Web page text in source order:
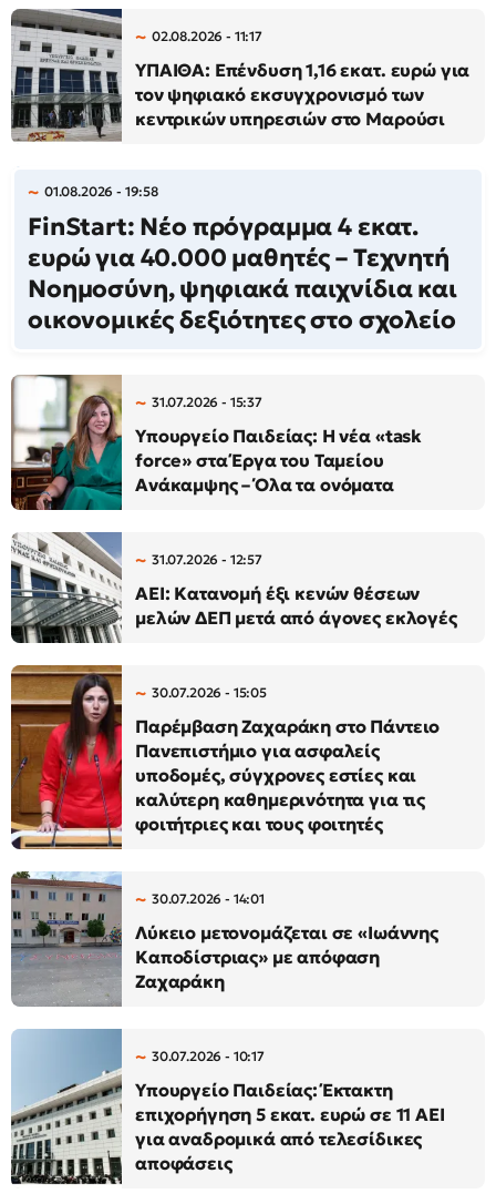
02.08.2026 - 11:17
ΥΠΑΙΘΑ: Επένδυση 1,16 εκατ. ευρώ για
τον ψηφιακό εκσυγχρονισμό των
κεντρικών υπηρεσιών στο Μαρούσι
01.08.2026 - 19:58
FinStart: Νέο πρόγραμμα 4 εκατ.
ευρώ για 40.000 μαθητές – Τεχνητή
Νοημοσύνη, ψηφιακά παιχνίδια και
οικονομικές δεξιότητες στο σχολείο
31.07.2026 - 15:37
Υπουργείο Παιδείας: Η νέα «task
force» στα Έργα του Ταμείου
Ανάκαμψης – Όλα τα ονόματα
31.07.2026 - 12:57
ΑΕΙ: Κατανομή έξι κενών θέσεων
μελών ΔΕΠ μετά από άγονες εκλογές
30.07.2026 - 15:05
Παρέμβαση Ζαχαράκη στο Πάντειο
Πανεπιστήμιο για ασφαλείς
υποδομές, σύγχρονες εστίες και
καλύτερη καθημερινότητα για τις
φοιτήτριες και τους φοιτητές
30.07.2026 - 14:01
Λύκειο μετονομάζεται σε «Ιωάννης
Καποδίστριας» με απόφαση
Ζαχαράκη
30.07.2026 - 10:17
Υπουργείο Παιδείας: Έκτακτη
επιχορήγηση 5 εκατ. ευρώ σε 11 ΑΕΙ
για αναδρομικά από τελεσίδικες
αποφάσεις